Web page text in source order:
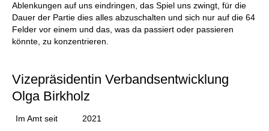
Ablenkungen auf uns eindringen, das Spiel uns zwingt, für die
Dauer der Partie dies alles abzuschalten und sich nur auf die 64
Felder vor einem und das, was da passiert oder passieren
könnte, zu konzentrieren.
Vizepräsidentin Verbandsentwicklung
Olga Birkholz
Im Amt seit 2021